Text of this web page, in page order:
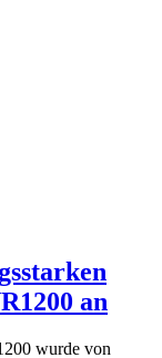
an
wurde von